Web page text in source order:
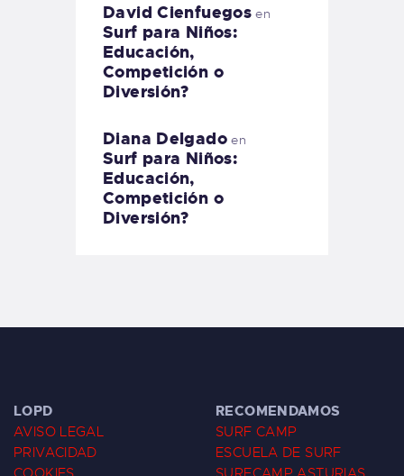
David Cienfuegos en
Surf para Niños:
Educación,
Competición o
Diversión?
Diana Delgadoen
Surf para Niños:
Educación,
Competición o
Diversión?
LOPD
AVISO LEGAL
PRIVACIDAD
RECOMENDAMOS
SURF CAMP
ESCUELA DE SURF